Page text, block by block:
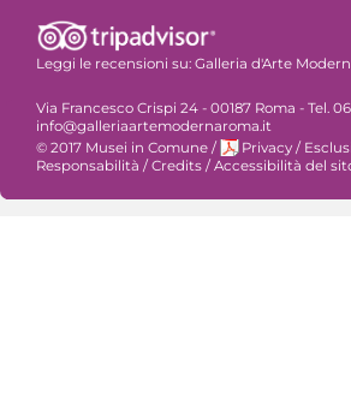
Leggi le recensioni su: Galleria d'Arte
Via Francesco Crispi 24 - 00187 Roma - Tel.
info@galleriaartemodernaroma.it
© 2017 Musei in Comune / Privacy /
Responsabilità /Credits /Accessibilità del